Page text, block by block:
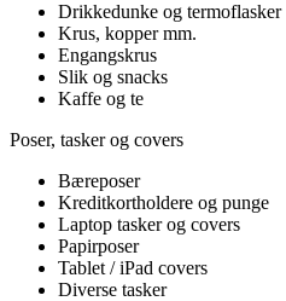
Drikkedunke og termoflasker
Krus, kopper mm.
Engangskrus
Slik og snacks
Kaffe og te
Poser, tasker og covers
Bæreposer
Kreditkortholdere og punge
Laptop tasker og covers
Papirposer
Tablet / iPad covers
Diverse tasker